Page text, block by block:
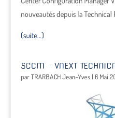
nouveautés depuis la Technical
(suite…)
SCCM – VNEXT
parTRARBACH Jean-Yves | 6 Mai